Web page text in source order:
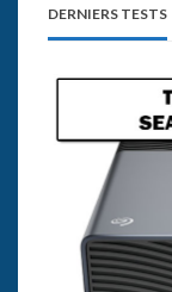
DERNIERS TESTS